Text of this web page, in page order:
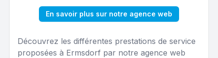
En savoir plus sur notre agence web
Découvrez les différentes prestations de service
proposées à Ermsdorf par notre agence web